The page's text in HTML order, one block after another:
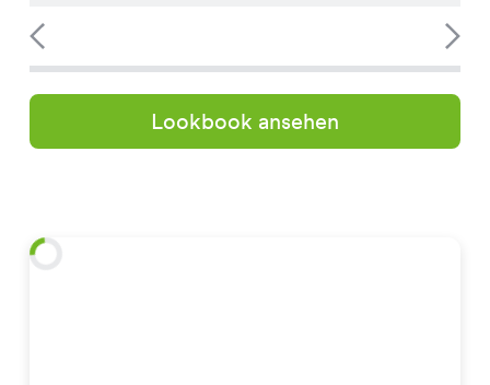
Lookbook ansehen